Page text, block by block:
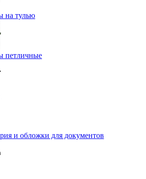
на тулью
петличные
и обложки для документов